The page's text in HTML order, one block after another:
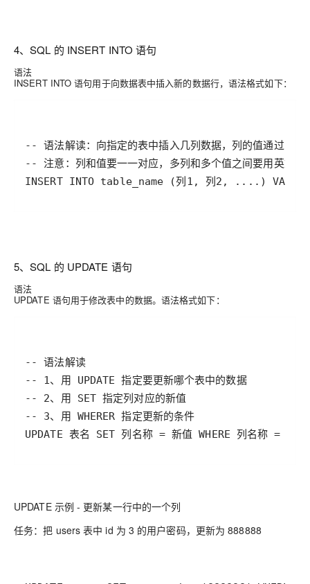
4、SQL 的 INSERT INTO 语句
语法
INSERT INTO 语句用于向数据表中插入新的数据行，语法格式如下：
5、SQL 的 UPDATE 语句
语法
UPDATE 语句用于修改表中的数据。语法格式如下：
-- 语法解读
-- 1、用 UPDATE 指定要更新哪个表中的数据
UPDATE 表名 SET 列名称 = 新值 WHERE 列名称 = 值
UPDATE 示例 - 更新某一行中的一个列
任务：把 users 表中 id 为 3 的用户密码，更新为 888888